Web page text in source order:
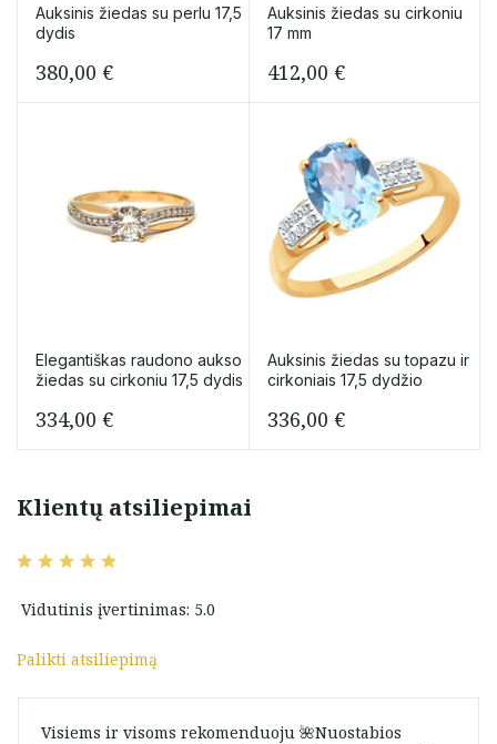
Auksinis žiedas su perlu 17,5
dydis
380,00 €
Auksinis žiedas su cirkoniu
17 mm
412,00 €
Elegantiškas raudono aukso
žiedas su cirkoniu 17,5 dydis
334,00 €
Auksinis žiedas su topazu ir
cirkoniais 17,5 dydžio
336,00 €
Klientų atsiliepimai
Vidutinis įvertinimas: 5.0
Palikti atsiliepimą
Visiems ir visoms rekomenduoju 🌺Nuostabios